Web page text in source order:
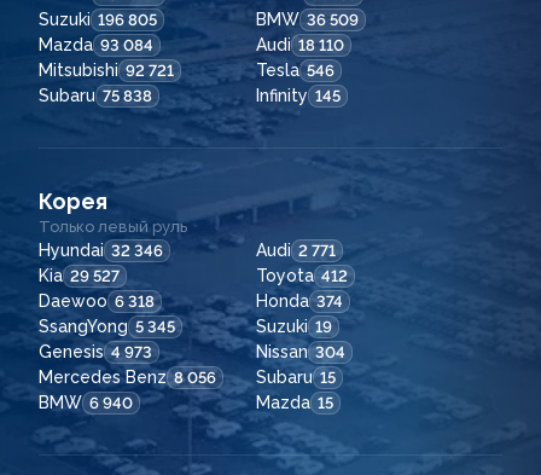
Suzuki 196 805 BMW 36 509
Mazda 93 084 Audi 18 110
Mitsubishi 92 721 Tesla 546
Subaru 75 838 Infinity 145
Корея
Только левый руль
Hyundai 32 346 Audi 2 771
Kia 29 527 Toyota 412
Daewoo 6 318 Honda 374
SsangYong 5 345 Suzuki 19
Genesis 4 973 Nissan 304
Mercedes Benz 8 056 Subaru 15
BMW 6 940 Mazda 15